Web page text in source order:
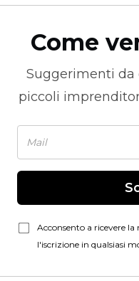
Come
Suggerimenti da
piccoli
Acconsento a ricevere
l'iscrizione in qualsiasi